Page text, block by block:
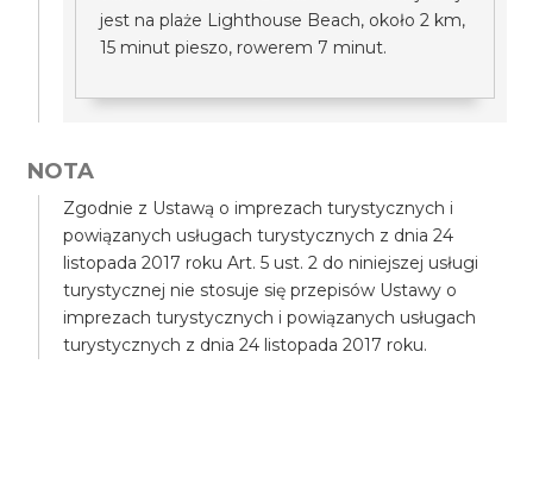
jest na plaże Lighthouse Beach, około 2 km,
15 minut pieszo, rowerem 7 minut.
NOTA
Zgodnie z Ustawą o imprezach turystycznych i
powiązanych usługach turystycznych z dnia 24
listopada 2017 roku Art. 5 ust. 2 do niniejszej usługi
turystycznej nie stosuje się przepisów Ustawy o
imprezach turystycznych i powiązanych usługach
turystycznych z dnia 24 listopada 2017 roku.